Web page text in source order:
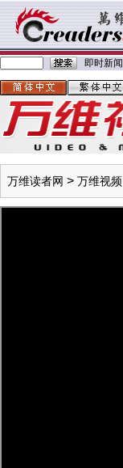
即时新闻
万维读者网 > 万维视频